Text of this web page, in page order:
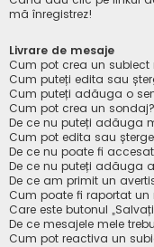
mă înregistrez!
Livrare de mesaje
Cum pot crea un
Cum puteți edita sau
Cum puteți adăuga o
Cum pot crea un sondaj?
De ce nu puteți adăuga
Cum pot edita sau
De ce nu poate fi
De ce nu puteți adăuga
De ce am primit un
Cum poate fi raportat
Care este butonul
De ce mesajele mele
Cum pot reactiva un